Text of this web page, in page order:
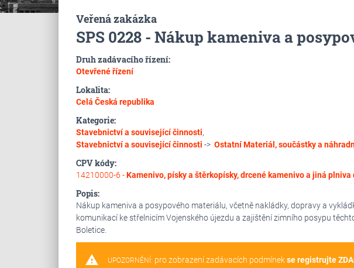
Veřená zakázka
SPS 0228 - Nákup kameniva a
Druh zadávacího řízení:
Otevřené řízení
Lokalita:
Celá Česká republika
Kategorie:
Stavebnictví a související činnosti,
Stavebnictví a související činnosti -> Ostatní Materiál, součástky a
CPV kódy:
14210000-6 -Kamenivo, písky a štěrkopísky, drcené kamenivo a jiná plniva
Popis:
Nákup kameniva a posypového materiálu, včetně nakládky, dopravy a
komunikací ke střelnicím Vojenského újezdu a zajištění zimního posypu
Boletice.
warning UPOZORNĚNÍ: pro zobrazení zadávacích podmínekse registrujte